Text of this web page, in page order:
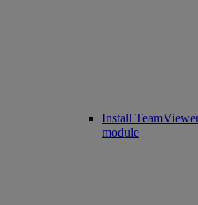
Install
module